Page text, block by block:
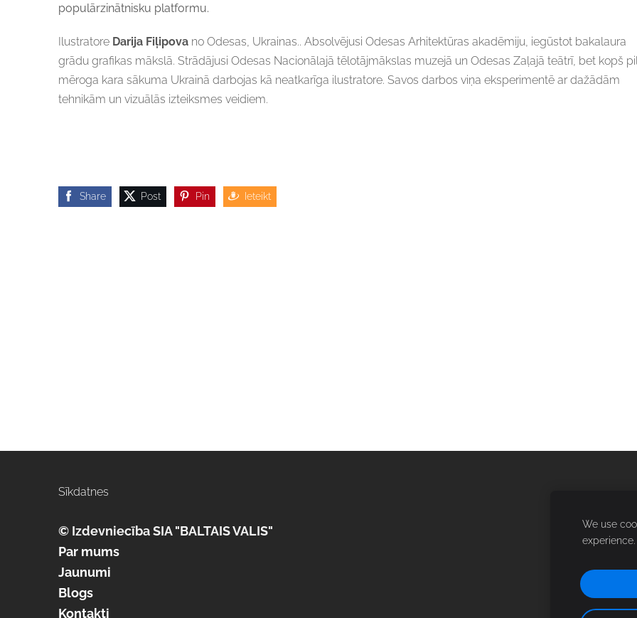
populārzinātnisku platformu.
Ilustratore Darija Fiļipova no Odesas, Ukrainas.. Absolvējusi Odesas Arhitektūras akadēmiju, iegūstot bakalaura
grādu grafikas mākslā. Strādājusi Odesas Nacionālajā tēlotājmākslas muzejā un Odesas Zaļajā teātrī, bet kopš
mēroga kara sākuma Ukrainā darbojas kā neatkarīga ilustratore. Savos darbos viņa eksperimentē ar dažādām
tehnikām un vizuālās izteiksmes veidiem.
Share Post Pin Ieteikt
Sīkdatnes
© Izdevniecība SIA "BALTAIS VALIS"
Par mums
Jaunumi
Blogs
Kontakti
We use
experience.